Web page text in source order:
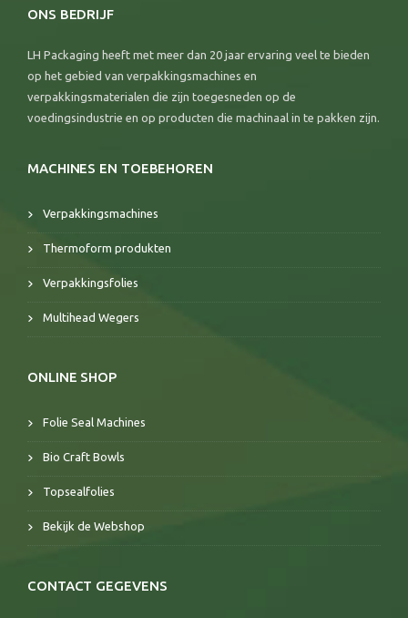
ONS BEDRIJF
LH Packaging heeft met meer dan 20 jaar ervaring veel te bieden
op het gebied van verpakkingsmachines en
verpakkingsmaterialen die zijn toegesneden op de
voedingsindustrie en op producten die machinaal in te pakken zijn.
MACHINES EN TOEBEHOREN
Verpakkingsmachines
Thermoform produkten
Verpakkingsfolies
Multihead Wegers
ONLINE SHOP
Folie Seal Machines
Bio Craft Bowls
Topsealfolies
Bekijk de Webshop
CONTACT GEGEVENS